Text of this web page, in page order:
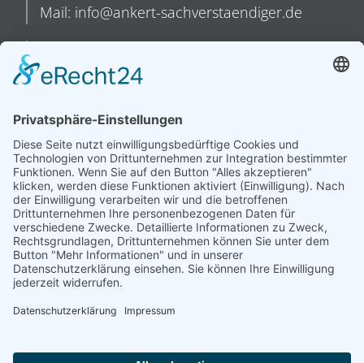
Mail: info@ankert-sachverstaendiger.de
26135 Oldenburg
Fax: 04 41-55 97 82 61
Mobil: 0175-40 61 69 5
Mail: info@ankert-sachverstaendiger.de
Gesmolder Straße 55
49084 Osnabrück
Fon: 05 41-50 79 82 02
Fax: 05 41-50 79 82 13
Mobil: 0175-40 61 69 5